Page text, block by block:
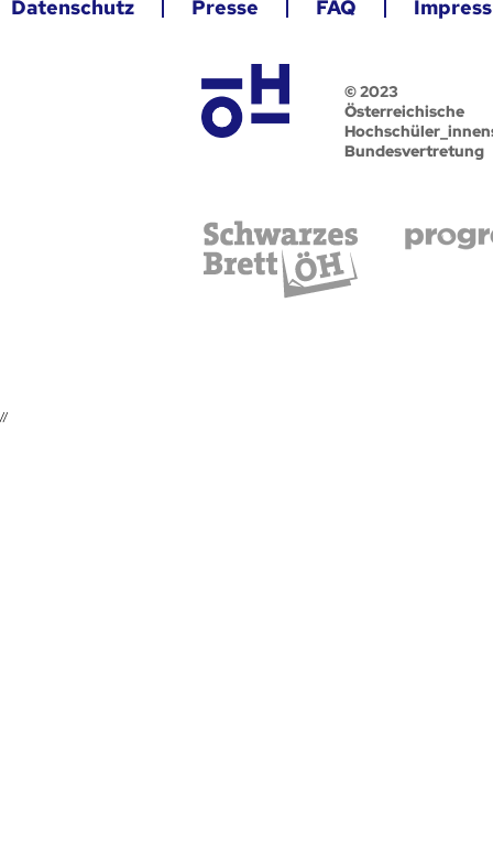
Datenschutz Presse FAQ
© 2023
Österreichische
Bundesvertretung
//